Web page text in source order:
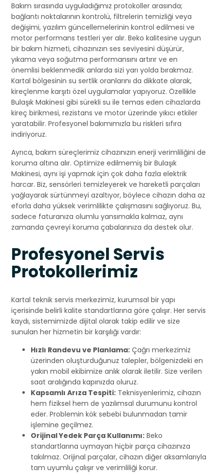
Bakım sırasında uyguladığımız protokoller arasında;
bağlantı noktalarının kontrolü, filtrelerin temizliği veya
değişimi, yazılım güncellemelerinin kontrol edilmesi ve
motor performans testleri yer alır. Beko kalitesine uygun
bir bakım hizmeti, cihazınızın ses seviyesini düşürür,
yıkama veya soğutma performansını artırır ve en
önemlisi beklenmedik anlarda sizi yarı yolda bırakmaz.
Kartal bölgesinin su sertlik oranlarını da dikkate alarak,
kireçlenme karşıtı özel uygulamalar yapıyoruz. Özellikle
Bulaşık Makinesi gibi sürekli su ile temas eden cihazlarda
kireç birikmesi, rezistans ve motor üzerinde yıkıcı etkiler
yaratabilir. Profesyonel bakımımızla bu riskleri sıfıra
indiriyoruz.
Ayrıca, bakım süreçlerimiz cihazınızın enerji verimliliğini de
koruma altına alır. Optimize edilmemiş bir Bulaşık
Makinesi, aynı işi yapmak için çok daha fazla elektrik
harcar. Biz, sensörleri temizleyerek ve hareketli parçaları
yağlayarak sürtünmeyi azaltıyor, böylece cihazın daha az
eforla daha yüksek verimlilikte çalışmasını sağlıyoruz. Bu,
sadece faturanıza olumlu yansımakla kalmaz, aynı
zamanda çevreyi koruma çabalarınıza da destek olur.
Profesyonel Servis
Protokollerimiz
Kartal teknik servis merkezimiz, kurumsal bir yapı
içerisinde belirli kalite standartlarına göre çalışır. Her servis
kaydı, sistemimizde dijital olarak takip edilir ve size
sunulan her hizmetin bir karşılığı vardır:
Hızlı Randevu ve Planlama: Çağrı merkezimiz
üzerinden oluşturduğunuz talepler, bölgenizdeki en
yakın mobil ekibimize anlık olarak iletilir. Size verilen
saat aralığında kapınızda oluruz.
Kapsamlı Arıza Tespiti: Teknisyenlerimiz, cihazın
hem fiziksel hem de yazılımsal durumunu kontrol
eder. Problemin kök sebebi bulunmadan tamir
işlemine geçilmez.
Orijinal Yedek Parça Kullanımı: Beko
standartlarına uymayan hiçbir parça cihazınıza
takılmaz. Orijinal parçalar, cihazın diğer aksamlarıyla
tam uyumlu çalışır ve verimliliği korur.